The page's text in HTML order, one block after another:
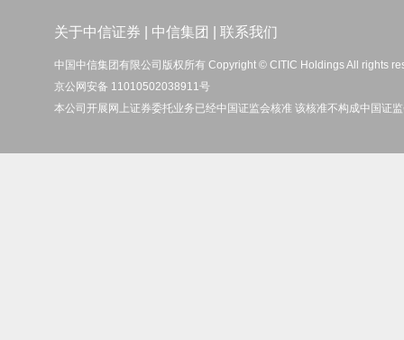
关于中信证券 中信集团 联系我们
中国中信集团有限公司版权所有 Copyright © CITIC Holdings All rights
京公网安备 11010502038911号
本公司开展网上证券委托业务已经中国证监会核准 该核准不构成中国证